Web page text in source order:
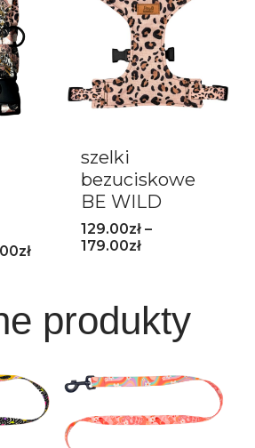
zł
szelki
bezuciskowe
BE WILD
129.00zł –
179.00zł
produkty